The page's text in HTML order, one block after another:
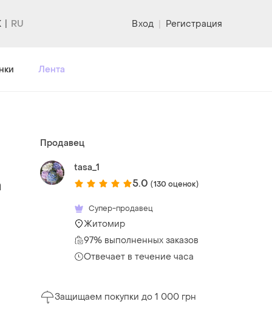
Вход | Регистрация
Лента
Продавец
tasa_1
5.0 (130 оценок)
Супер-продавец
Житомир
97% выполненных заказов
Отвечает в течение часа
Защищаем покупки до 1 000 грн